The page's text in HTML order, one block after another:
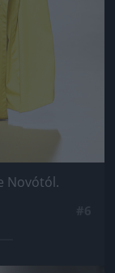
Novótól.